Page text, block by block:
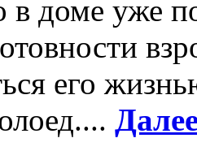
в доме уже
его